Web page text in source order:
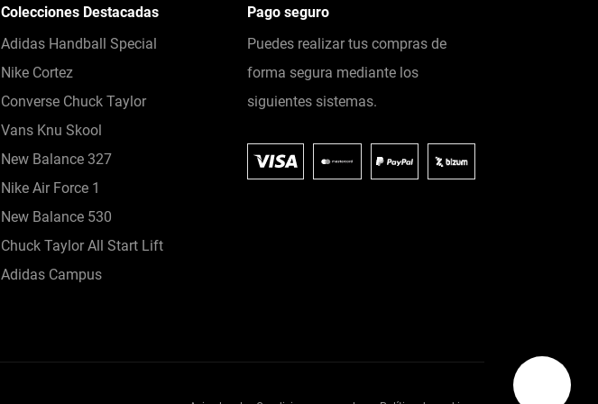
Colecciones Destacadas
Adidas Handball Special
Nike Cortez
Converse Chuck Taylor
Vans Knu Skool
New Balance 327
Nike Air Force 1
New Balance 530
Chuck Taylor All Start Lift
Adidas Campus
Pago seguro
Puedes realizar tus compras de
forma segura mediante los
siguientes sistemas.